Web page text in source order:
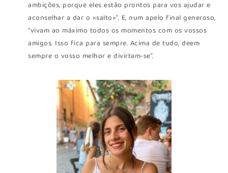
ambições, porque eles estão prontos para vos ajudar e
aconselhar a dar o «salto»”. E, num apelo final generoso,
“vivam ao máximo todos os momentos com os vossos
amigos. Isso fica para sempre. Acima de tudo, deem
sempre o vosso melhor e divirtam-se”.